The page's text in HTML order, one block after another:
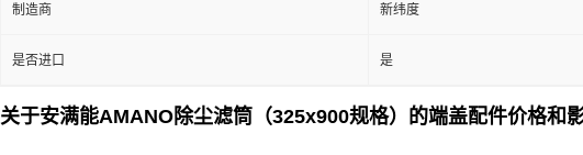
制造商 新纬度
是否进口 是
关于安满能AMANO除尘滤筒（325x900规格）的端盖配件价格和